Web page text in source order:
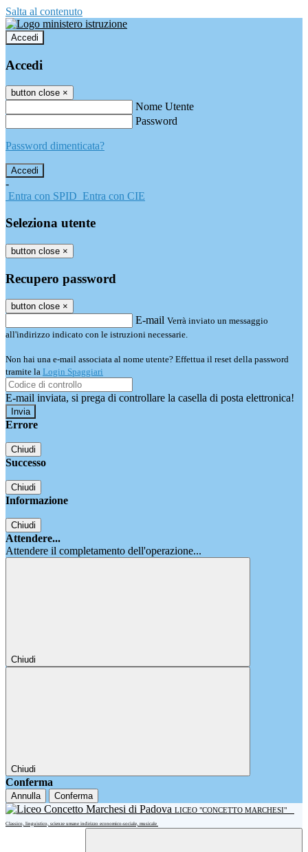
Salta al contenuto
Accedi
Accedi
button close ×
Nome Utente
Password
Password dimenticata?
-
Entra con SPID Entra con CIE
Seleziona utente
button close ×
Recupero password
button close ×
E-mail Verrà inviato un messaggio
all'indirizzo indicato con le istruzioni necessarie.
Non hai una e-mail associata al nome utente? Effettua il reset della password
tramite la Login Spaggiari
E-mail inviata, si prega di controllare la casella di posta elettronica!
Errore
Chiudi
Successo
Chiudi
Informazione
Chiudi
Attendere...
Attendere il completamento dell'operazione...
Chiudi
Chiudi
Conferma
Annulla Conferma
LICEO "CONCETTO MARCHESI"
Classico, linguistico, scienze umane indirizzo economico-sociale, musicale